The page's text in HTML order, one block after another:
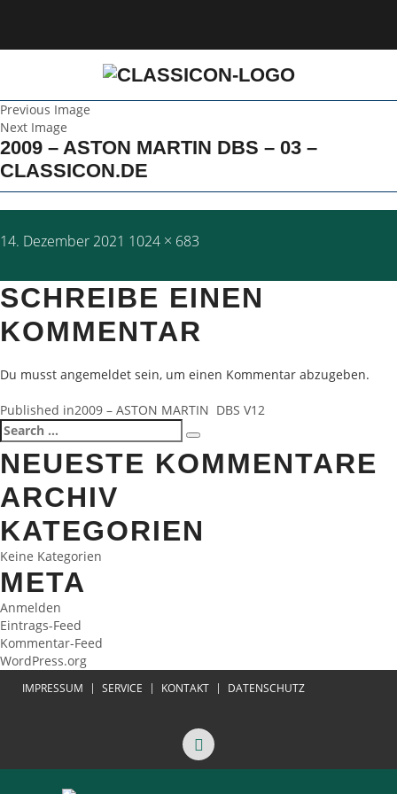
Previous Image
Next Image
2009 – ASTON MARTIN DBS – 03 –
CLASSICON.DE
Posted
14. Dezember 2021 Full
1024 × 683
SCHREIBE EINEN
KOMMENTAR
Du musst angemeldet sein, um einen Kommentar abzugeben.
BEITRAGSNAVIGATION
Published in2009 – ASTON MARTIN DBS V12
Search
for:
Search
NEUESTE KOMMENTARE
ARCHIV
KATEGORIEN
Keine Kategorien
META
Anmelden
Eintrags-Feed
Kommentar-Feed
WordPress.org
IMPRESSUM SERVICE KONTAKT DATENSCHUTZ